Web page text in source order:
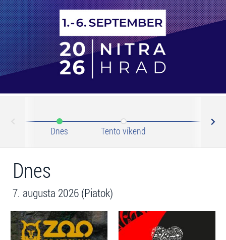
Dnes Tento víkend
Dnes
7. augusta 2026 (Piatok)